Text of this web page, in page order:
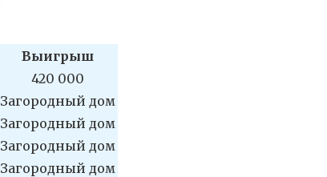
Выигрыш
420 000
Загородный дом
Загородный дом
Загородный дом
Загородный дом